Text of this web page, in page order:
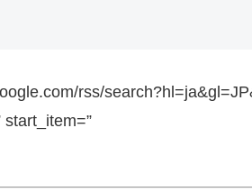
rss/
start_item=”